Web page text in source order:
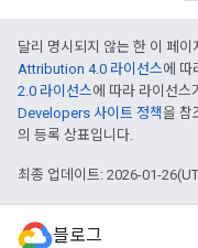
달리 명시되지 않는 한 이 페이
Attribution 4.0 라이선스에 따
2.0 라이선스에 따라 라이선스
Developers 사이트 정책을 참
의 등록 상표입니다.
최종 업데이트: 2026-01-
블로그